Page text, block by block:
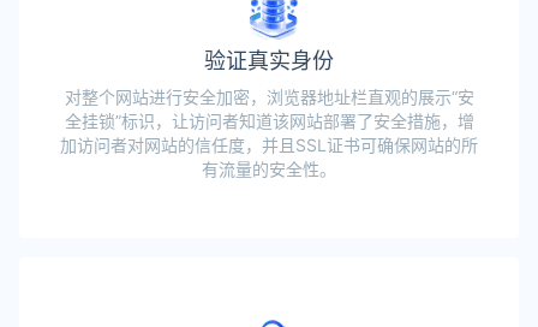
验证真实身份
对整个网站进行安全加密，浏览器地址栏直观的展示“安
全挂锁”标识，让访问者知道该网站部署了安全措施，增
加访问者对网站的信任度，并且SSL证书可确保网站的所
有流量的安全性。